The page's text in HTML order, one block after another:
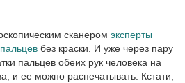
сканером эксперты
без краски. И уже через пару
пальцев обеих рук человека на
и ее можно распечатывать. Кстати,